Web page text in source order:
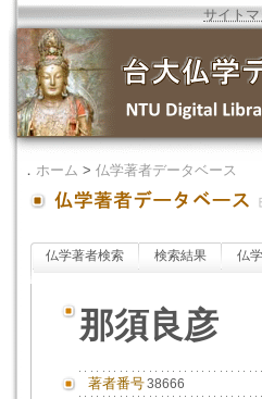
サイト
． ホーム > 仏学著者データベース
仏学著者検索 検索結果 仏
那須良彦
著者番号38666